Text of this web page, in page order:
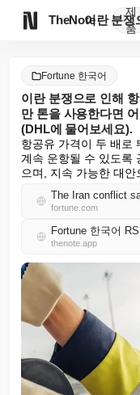
TheNote
제
품
Fortune 한국어
이란 분쟁으로 인해
만 톤을 사용한다면
(DHL에 물어보세요).
항공유 가격이 두 배로
계속 운항될 수 있도록
으며, 지속 가능한 대안
fortune.com
Fortune 한국어
thenote.app